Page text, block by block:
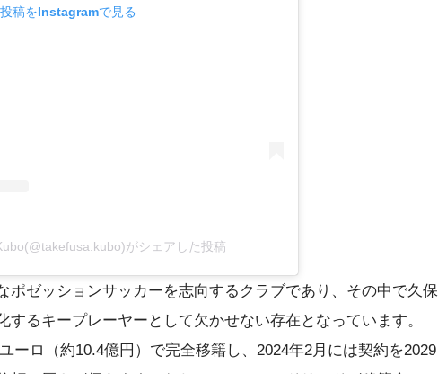
稿をInstagramで見る
がシェアした投稿
ポゼッションサッカーを志向するクラブであり、その中で久保
するキープレーヤーとして欠かせない存在となっています。
ーロ（約10.4億円）で完全移籍し、2024年2月には契約を2029